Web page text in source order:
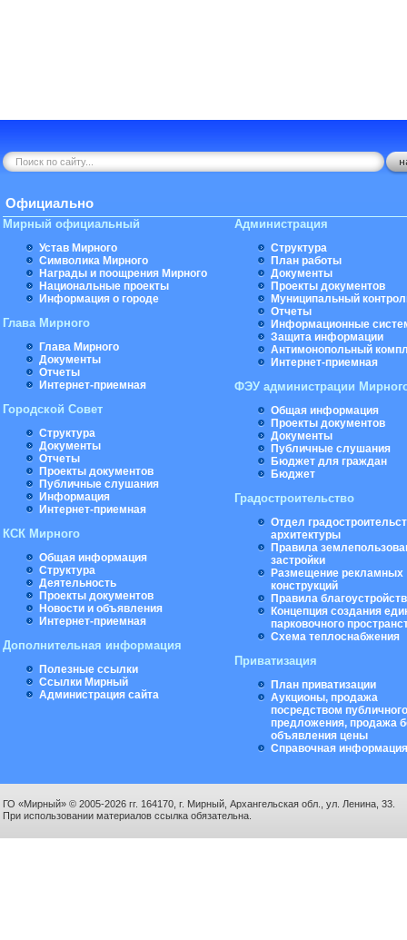
Официально
Мирный официальный
Устав Мирного
Символика Мирного
Награды и поощрения Мирного
Национальные проекты
Информация о городе
Глава Мирного
Глава Мирного
Документы
Отчеты
Интернет-приемная
Городской Совет
Структура
Документы
Отчеты
Проекты документов
Публичные слушания
Информация
Интернет-приемная
КСК Мирного
Общая информация
Структура
Деятельность
Проекты документов
Новости и объявления
Интернет-приемная
Дополнительная информация
Полезные ссылки
Ссылки Мирный
Администрация сайта
Администрация
Структура
План работы
Документы
Проекты документов
Муниципальный
Отчеты
Информационные
Защита информации
Антимонопольный
Интернет-приемная
ФЭУ администрации
Общая информация
Проекты документов
Документы
Публичные слушания
Бюджет для граждан
Бюджет
Градостроительство
Отдел
архитектуры
Правила
застройки
Размещение рекламных
конструкций
Правила
Концепция создания
парковочного
Схема теплоснабжения
Приватизация
План приватизации
Аукционы, продажа
посредством публичного
предложения, продажа
объявления цены
Справочная информация
ГО «Мирный» © 2005-2026 гг. 164170, г. Мирный, Архангельская обл., ул. Ленина, 33.
При использовании материалов ссылка обязательна.